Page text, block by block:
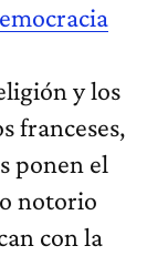
y los
franceses,
ponen el
notorio
con la